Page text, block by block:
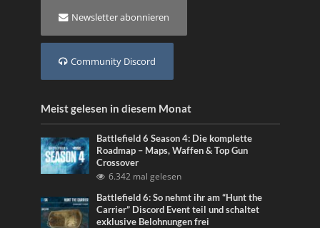
Newsletter abonnieren
Community Discord
Meist gelesen in diesem Monat
Battlefield 6 Season 4: Die komplette
Roadmap – Maps, Waffen & Top Gun
Crossover
6.342 mal gelesen
Battlefield 6: So nehmt ihr am “Hunt the
Carrier” Discord Event teil und schaltet
exklusive Belohnungen frei